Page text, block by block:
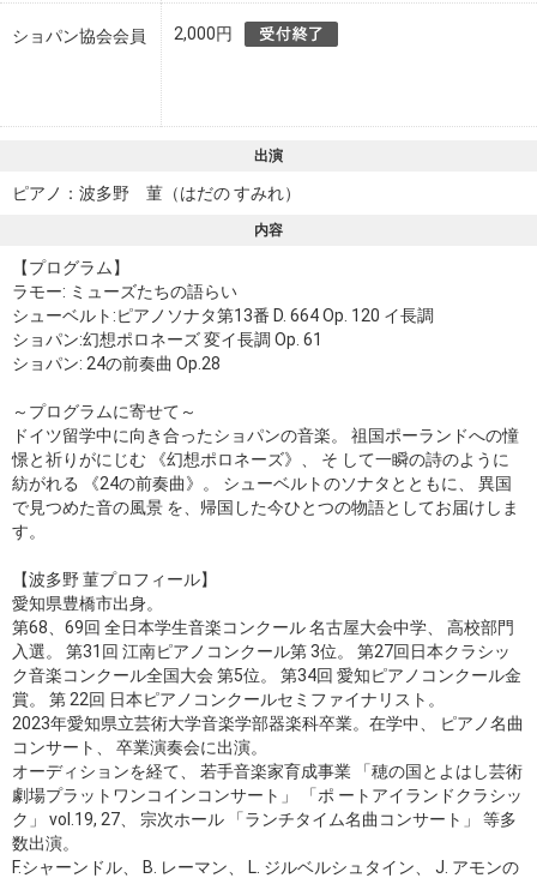
ショパン協会会員 2,000円
出演
ピアノ：波多野 菫（はだの すみれ）
内容
【プログラム】
ラモー: ミューズたちの語らい
シューベルト:ピアノソナタ第13番 D. 664 Op. 120 イ長調
ショパン:幻想ポロネーズ 変イ長調 Op. 61
ショパン: 24の前奏曲 Op.28
～プログラムに寄せて～
ドイツ留学中に向き合ったショパンの音楽。 祖国ポーランドへの憧
憬と祈りがにじむ 《幻想ポロネーズ》、 そ して一瞬の詩のように
紡がれる 《24の前奏曲》。 シューベルトのソナタとともに、 異国
で見つめた音の風景 を、帰国した今ひとつの物語としてお届けしま
す。
【波多野 菫プロフィール】
愛知県豊橋市出身。
第68、69回 全日本学生音楽コンクール 名古屋大会中学、 高校部門
入選。 第31回 江南ピアノコンクール第 3位。 第27回日本クラシッ
ク音楽コンクール全国大会 第5位。 第34回 愛知ピアノコンクール金
賞。 第 22回 日本ピアノコンクールセミファイナリスト。
2023年愛知県立芸術大学音楽学部器楽科卒業。在学中、 ピアノ名曲
コンサート、 卒業演奏会に出演。
オーディションを経て、 若手音楽家育成事業 「穂の国とよはし芸術
劇場プラットワンコインコンサート」 「ポ ートアイランドクラシッ
ク」 vol.19, 27、 宗次ホール 「ランチタイム名曲コンサート」 等多
数出演。
F.シャーンドル、 B. レーマン、 L. ジルベルシュタイン、 J. アモンの